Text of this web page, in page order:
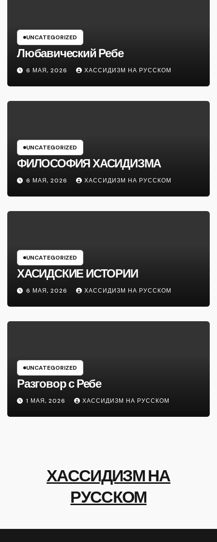
UNCATEGORIZED
Любавический Ребе
6 МАЯ, 2026 ХАССИДИЗМ НА РУССКОМ
UNCATEGORIZED
ФИЛОСОФИЯ ХАСИДИЗМА
6 МАЯ, 2026 ХАССИДИЗМ НА РУССКОМ
UNCATEGORIZED
ХАСИДСКИЕ ИСТОРИИ
6 МАЯ, 2026 ХАССИДИЗМ НА РУССКОМ
UNCATEGORIZED
Разговор с Ребе
1 МАЯ, 2026 ХАССИДИЗМ НА РУССКОМ
ХАССИДИЗМ НА
РУССКОМ